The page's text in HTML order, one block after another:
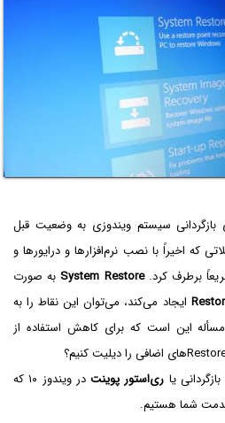
بازگردانی سیستم ویندوزی به وضعیت قبل
اخیراً با نصب نرم‌افزارها و درایورها و
برطرف کرد.System Restore به صورت
ایجاد می‌کند، می‌توان این نقاط را به
این است که برای کاهش استفاده از
یا ری‌استور پوینت
در ویندوز ۱۰ که
شما هستیم.